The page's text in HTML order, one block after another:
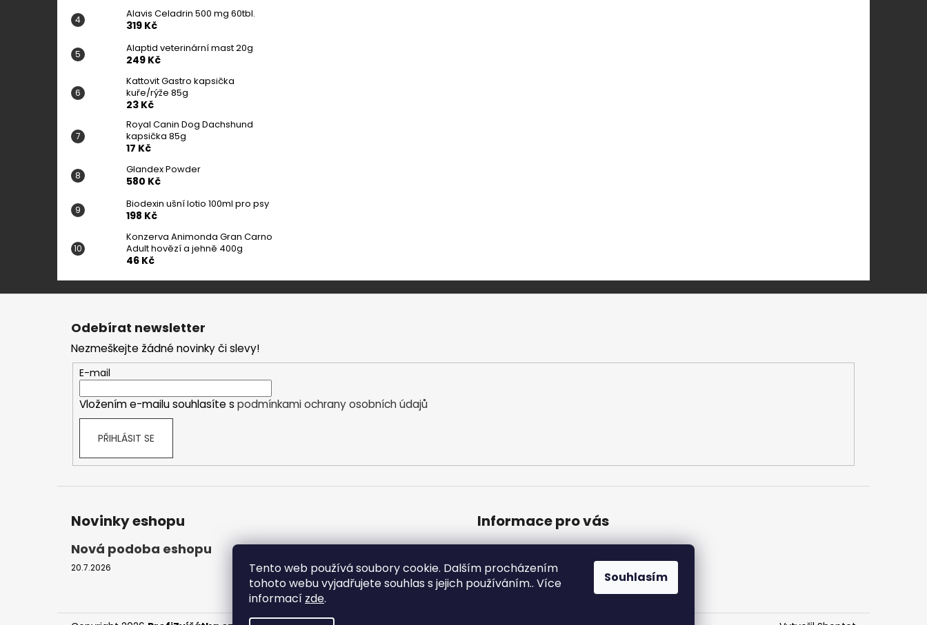
Tento web používá soubory cookie. Dalším procházením
tohoto webu vyjadřujete souhlas s jejich používáním.. Více
informací zde.
Souhlasím
Alavis Celadrin 500 mg 60tbl.
319 Kč
Alaptid veterinární mast 20g
249 Kč
Kattovit Gastro kapsička
kuře/rýže 85g
23 Kč
Royal Canin Dog Dachshund
kapsička 85g
17 Kč
Glandex Powder
580 Kč
Biodexin ušní lotio 100ml pro psy
198 Kč
Konzerva Animonda Gran Carno
Adult hovězí a jehně 400g
46 Kč
Z
Odebírat newsletter
Nezmeškejte žádné novinky či slevy!
E-mail
Vložením e-mailu souhlasíte s podmínkami ochrany osobních údajů
PŘIHLÁSIT SE
Novinky eshopu
Nová podoba eshopu
20.7.2026
Informace pro vás
Podmínky ochrany osobních údajů
Moje objednávka